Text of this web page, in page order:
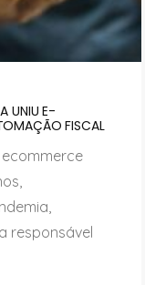
UNIU E-
FISCAL
responsável